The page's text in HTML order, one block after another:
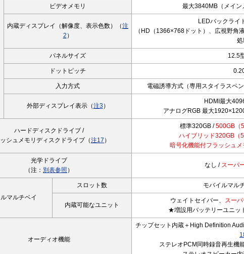
ビデオメモリ 最大3840MB（メイン
内蔵ディスプレイ（解像度、表示色数）（注
2 ）
LEDバックライ
（HD（1366×768ドット）、広視野角
処
パネルサイズ 12.5
ドットピッチ
入力方式 電磁誘導方式（専用スタイラスペ
外部ディスプレイ表示（注3 ）
HDMI最大
アナログRGB 最大
ハードディスクドライブ /
シュメモリディスクドライブ（注17 ）
標準320GB /500GB（
ハイブリッド320GB（
暗号化機能付フラッシュ
光学ドライブ
（注： 別表参照 ）
なし / スーパ
マルチベイ
スロット数 モバイルマル
内蔵可能なユニット
ウェイトセイバー、 スー
★増設用バッテリーユニッ
オーディオ機能
チップセット内蔵＋High Definition
ステレオPCM同時録音再生機